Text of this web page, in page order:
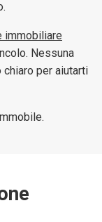
immobiliare
Nessuna
per aiutarti